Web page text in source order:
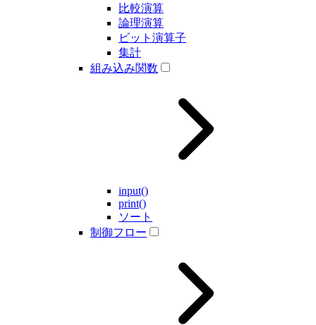
比較演算
論理演算
ビット演算子
集計
組み込み関数
input()
print()
ソート
制御フロー